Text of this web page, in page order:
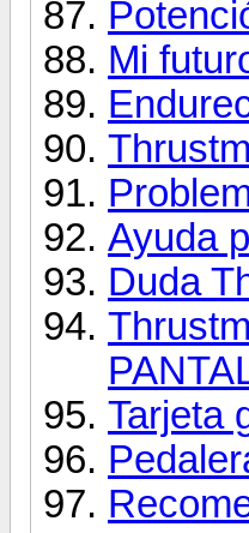
Mi
Ayuda
Duda
Tarjeta